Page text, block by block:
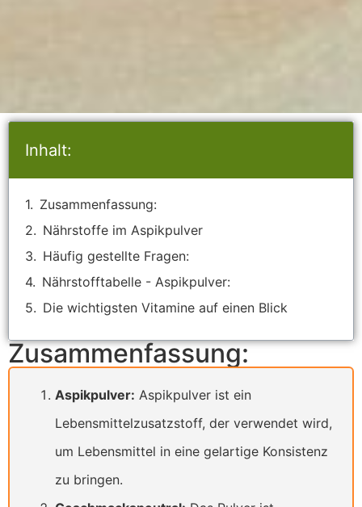
Inhalt:
Zusammenfassung:
Nährstoffe im Aspikpulver
Häufig gestellte Fragen:
Nährstofftabelle - Aspikpulver:
Die wichtigsten Vitamine auf einen Blick
Zusammenfassung:
Aspikpulver: Aspikpulver ist ein
Lebensmittelzusatzstoff, der verwendet wird,
um Lebensmittel in eine gelartige Konsistenz
zu bringen.